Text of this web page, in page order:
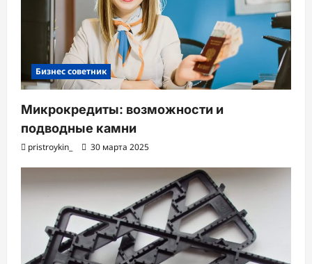
Бизнес советник
Микрокредиты: возможности и
подводные камни
pristroykin_ 30 марта 2025